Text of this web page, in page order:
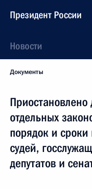
Президент России
Новости
Документы
отдельных
порядок и
судей,
депутатов и